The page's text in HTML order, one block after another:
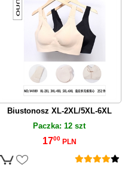
Biustonosz XL-2XL/5XL-6XL
Paczka: 12 szt
1700 PLN